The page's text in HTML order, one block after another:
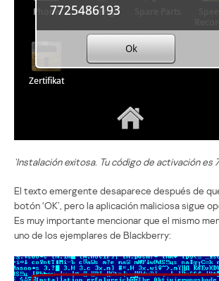
‘Instalación exitosa. Tu código de activación es
El texto emergente desaparece después de
botón ‘OK’, pero la aplicación maliciosa sigue
Es muy importante mencionar que el mismo
uno de los ejemplares de Blackberry: